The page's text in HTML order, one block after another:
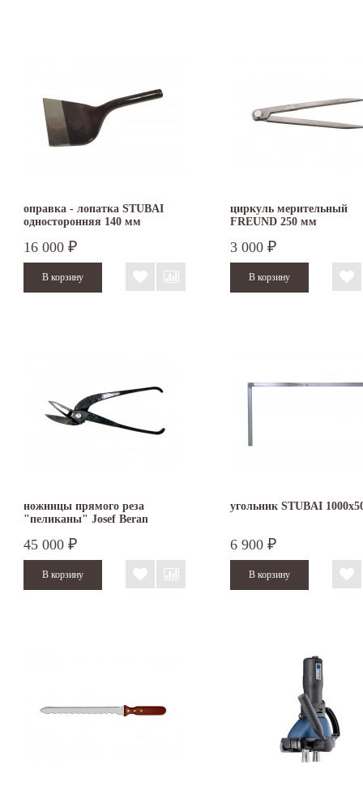
оправка - лопатка STUBAI
односторонняя 140 мм
16 000 ₽
циркуль мерительный
FREUND 250 мм
3 000 ₽
ножницы прямого реза
"пеликаны" Josef Beran
45 000 ₽
угольник STUBAI
6 900 ₽